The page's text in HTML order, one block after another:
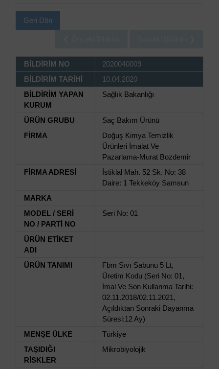
Geri Dön
BİLDİRİM NO
2020040009
BİLDİRİM TARİHİ
10.04.2020
BİLDİRİM YAPAN
KURUM
Sağlık Bakanlığı
ÜRÜN GRUBU
Saç Bakım Ürünü
FİRMA
Doğuş Kimya Temizlik
Ürünleri İmalat Ve
Pazarlama-Murat Bozdemir
FİRMA ADRESİ
İstiklal Mah. 52 Sk. No: 38
Daire: 1 Tekkeköy Samsun
MARKA
MODEL / SERİ
NO / PARTİ NO
Seri No: 01
ÜRÜN ETİKET
ADI
ÜRÜN TANIMI
Fbm Sıvı Sabunu 5 Lt,
Üretim Kodu (Seri No: 01,
İmal Ve Son Kullanma Tarihi:
02.11.2018/02.11.2021,
Açıldıktan Sonraki Dayanma
Süresi:12 Ay)
MENŞE ÜLKE
Türkiye
TAŞIDIĞI
RİSKLER
Mikrobiyolojik